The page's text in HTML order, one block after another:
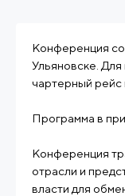
Конференция
Ульяновске. Для
чартерный рейс
Программа в
Конференция
отрасли и
власти для